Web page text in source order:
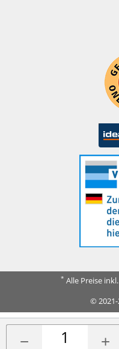
− +
* Alle Preise
© 2021-
FERA